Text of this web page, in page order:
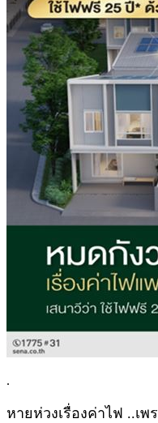
.
หายห่วงเรื่องค่าไฟ ..เ